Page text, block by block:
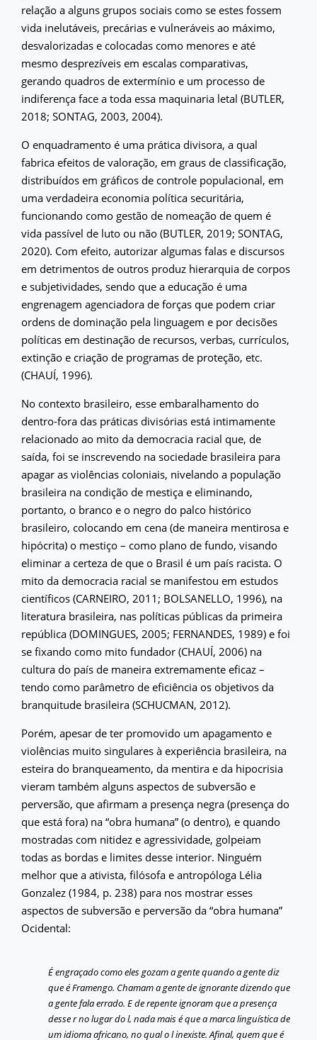
relação a alguns grupos sociais como se estes fossem
vida inelutáveis, precárias e vulneráveis ao máximo,
desvalorizadas e colocadas como menores e até
mesmo desprezíveis em escalas comparativas,
gerando quadros de extermínio e um processo de
indiferença face a toda essa maquinaria letal (BUTLER,
2018; SONTAG, 2003, 2004).
O enquadramento é uma prática divisora, a qual
fabrica efeitos de valoração, em graus de classificação,
distribuídos em gráficos de controle populacional, em
uma verdadeira economia política securitária,
funcionando como gestão de nomeação de quem é
vida passível de luto ou não (BUTLER, 2019; SONTAG,
2020). Com efeito, autorizar algumas falas e discursos
em detrimentos de outros produz hierarquia de corpos
e subjetividades, sendo que a educação é uma
engrenagem agenciadora de forças que podem criar
ordens de dominação pela linguagem e por decisões
políticas em destinação de recursos, verbas, currículos,
extinção e criação de programas de proteção, etc.
(CHAUÍ, 1996).
No contexto brasileiro, esse embaralhamento do
dentro-fora das práticas divisórias está intimamente
relacionado ao mito da democracia racial que, de
saída, foi se inscrevendo na sociedade brasileira para
apagar as violências coloniais, nivelando a população
brasileira na condição de mestiça e eliminando,
portanto, o branco e o negro do palco histórico
brasileiro, colocando em cena (de maneira mentirosa e
hipócrita) o mestiço – como plano de fundo, visando
eliminar a certeza de que o Brasil é um país racista. O
mito da democracia racial se manifestou em estudos
científicos (CARNEIRO, 2011; BOLSANELLO, 1996), na
literatura brasileira, nas políticas públicas da primeira
república (DOMINGUES, 2005; FERNANDES, 1989) e foi
se fixando como mito fundador (CHAUÍ, 2006) na
cultura do país de maneira extremamente eficaz –
tendo como parâmetro de eficiência os objetivos da
branquitude brasileira (SCHUCMAN, 2012).
Porém, apesar de ter promovido um apagamento e
violências muito singulares à experiência brasileira, na
esteira do branqueamento, da mentira e da hipocrisia
vieram também alguns aspectos de subversão e
perversão, que afirmam a presença negra (presença do
que está fora) na “obra humana” (o dentro), e quando
mostradas com nitidez e agressividade, golpeiam
todas as bordas e limites desse interior. Ninguém
melhor que a ativista, filósofa e antropóloga Lélia
Gonzalez (1984, p. 238) para nos mostrar esses
aspectos de subversão e perversão da “obra humana”
Ocidental:
É engraçado como eles gozam a gente quando a gente diz
que é Framengo. Chamam a gente de ignorante dizendo que
a gente fala errado. E de repente ignoram que a presença
desse r no lugar do l, nada mais é que a marca linguística de
um idioma africano, no qual o l inexiste. Afinal, quem que é